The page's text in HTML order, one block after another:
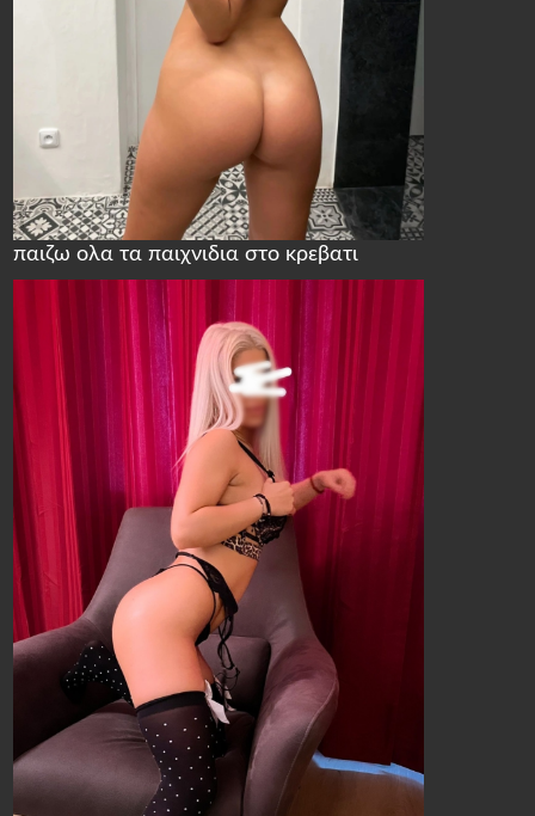
παιζω ολα τα παιχνιδια στο κρεβατι